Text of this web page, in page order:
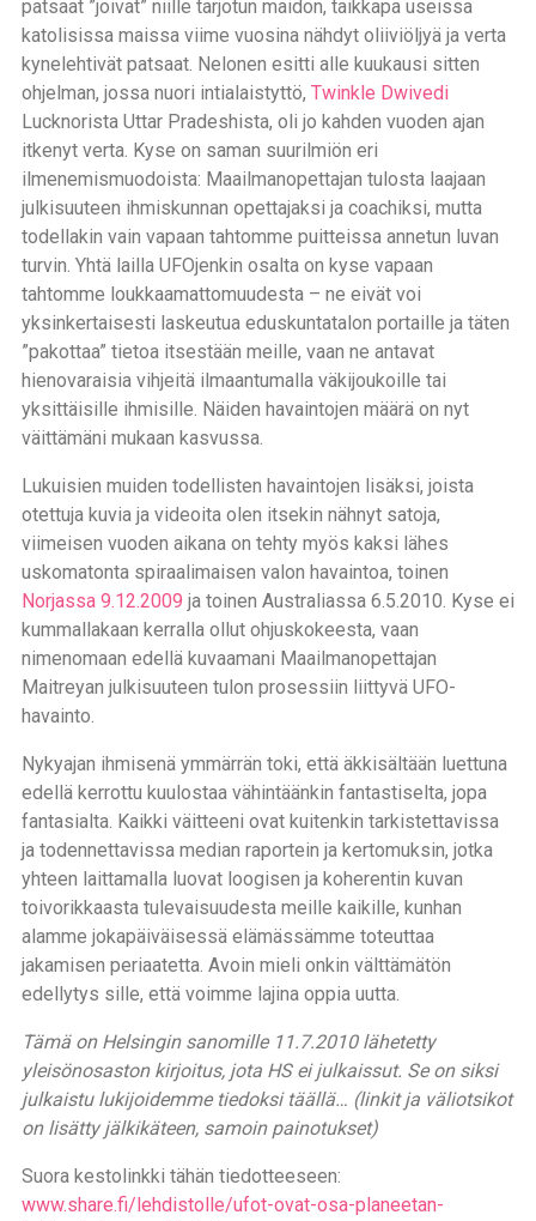
patsaat ”joivat” niille tarjotun maidon, taikkapa useissa
katolisissa maissa viime vuosina nähdyt oliiviöljyä ja verta
kynelehtivät patsaat. Nelonen esitti alle kuukausi sitten
ohjelman, jossa nuori intialaistyttö, Twinkle Dwivedi
Lucknorista Uttar Pradeshista, oli jo kahden vuoden ajan
itkenyt verta. Kyse on saman suurilmiön eri
ilmenemismuodoista: Maailmanopettajan tulosta laajaan
julkisuuteen ihmiskunnan opettajaksi ja coachiksi, mutta
todellakin vain vapaan tahtomme puitteissa annetun luvan
turvin. Yhtä lailla UFOjenkin osalta on kyse vapaan
tahtomme loukkaamattomuudesta – ne eivät voi
yksinkertaisesti laskeutua eduskuntatalon portaille ja täten
”pakottaa” tietoa itsestään meille, vaan ne antavat
hienovaraisia vihjeitä ilmaantumalla väkijoukoille tai
yksittäisille ihmisille. Näiden havaintojen määrä on nyt
väittämäni mukaan kasvussa.
Lukuisien muiden todellisten havaintojen lisäksi, joista
otettuja kuvia ja videoita olen itsekin nähnyt satoja,
viimeisen vuoden aikana on tehty myös kaksi lähes
uskomatonta spiraalimaisen valon havaintoa, toinen
Norjassa 9.12.2009 ja toinen Australiassa 6.5.2010. Kyse ei
kummallakaan kerralla ollut ohjuskokeesta, vaan
nimenomaan edellä kuvaamani Maailmanopettajan
Maitreyan julkisuuteen tulon prosessiin liittyvä UFO-
havainto.
Nykyajan ihmisenä ymmärrän toki, että äkkisältään luettuna
edellä kerrottu kuulostaa vähintäänkin fantastiselta, jopa
fantasialta. Kaikki väitteeni ovat kuitenkin tarkistettavissa
ja todennettavissa median raportein ja kertomuksin, jotka
yhteen laittamalla luovat loogisen ja koherentin kuvan
toivorikkaasta tulevaisuudesta meille kaikille, kunhan
alamme jokapäiväisessä elämässämme toteuttaa
jakamisen periaatetta. Avoin mieli onkin välttämätön
edellytys sille, että voimme lajina oppia uutta.
Tämä on Helsingin sanomille 11.7.2010 lähetetty
yleisönosaston kirjoitus, jota HS ei julkaissut. Se on siksi
julkaistu lukijoidemme tiedoksi täällä… (linkit ja väliotsikot
on lisätty jälkikäteen, samoin painotukset)
Suora kestolinkki tähän tiedotteeseen:
www.share.fi/lehdistolle/ufot-ovat-osa-planeetan-